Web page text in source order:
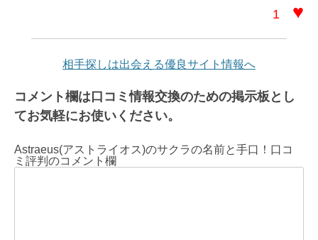
1 ♥
相手探しは出会える優良サイト情報へ
コメント欄は口コミ情報交換のための掲示板とし
てお気軽にお使いください。
Astraeus(アストライオス)のサクラの名前と手口！口コ
ミ評判のコメント欄